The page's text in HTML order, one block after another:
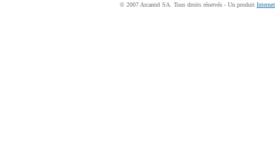
© 2007 Arcantel SA. Tous droits réservés - Un produit